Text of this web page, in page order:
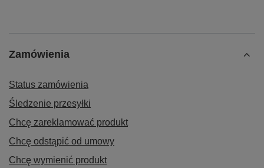
Zamówienia
Status zamówienia
Śledzenie przesyłki
Chcę zareklamować produkt
Chcę odstąpić od umowy
Chcę wymienić produkt